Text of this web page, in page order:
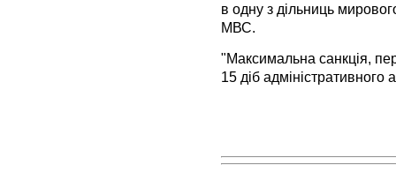
в одну з дільниць
МВС.
"Максимальна санкція,
15 діб